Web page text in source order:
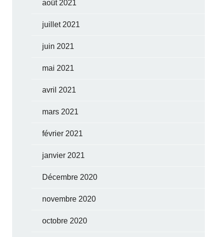
août 2021
juillet 2021
juin 2021
mai 2021
avril 2021
mars 2021
février 2021
janvier 2021
Décembre 2020
novembre 2020
octobre 2020